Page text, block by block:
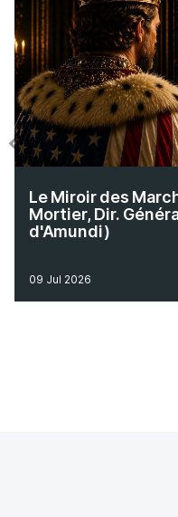
Le Miroir des
Mortier, Dir.
d'Amundi)
09 Jul 2026